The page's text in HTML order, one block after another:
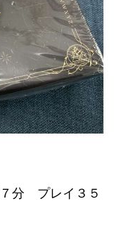
分 プレイ３５